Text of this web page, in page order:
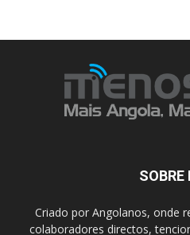
SOBRE
Criado por Angolanos, onde
colaboradores directos,